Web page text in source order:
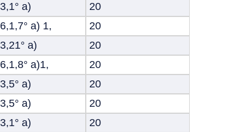
3,1° а)
20
6,1,7° а) 1,
20
3,21° а)
20
6,1,8° а)1,
20
3,5° а)
20
3,5° а)
20
3,1° а)
20